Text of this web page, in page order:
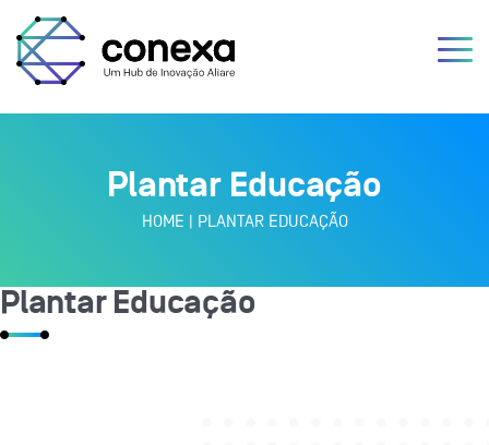
Plantar Educação
HOME | PLANTAR EDUCAÇÃO
Plantar Educação